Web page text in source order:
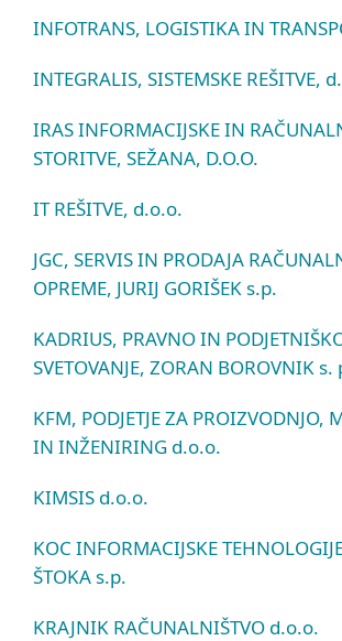
INFOTRANS, LOGISTIKA IN
INTEGRALIS, SISTEMSKE REŠITVE,
IRAS INFORMACIJSKE IN
STORITVE, SEŽANA, D.O.O.
IT REŠITVE, d.o.o.
JGC, SERVIS IN PRODAJA
OPREME, JURIJ GORIŠEK s.p.
KADRIUS, PRAVNO IN
SVETOVANJE, ZORAN BOROVNIK s.
KFM, PODJETJE ZA PROIZVODNJO,
IN INŽENIRING d.o.o.
KIMSIS d.o.o.
KOC INFORMACIJSKE
ŠTOKA s.p.
KRAJNIK RAČUNALNIŠTVO d.o.o.